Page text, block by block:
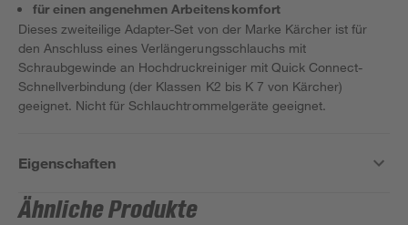
für einen angenehmen Arbeitenskomfort
Dieses zweiteilige Adapter-Set von der Marke Kärcher ist für
den Anschluss eines Verlängerungsschlauchs mit
Schraubgewinde an Hochdruckreiniger mit Quick Connect-
Schnellverbindung (der Klassen K2 bis K 7 von Kärcher)
geeignet. Nicht für Schlauchtrommelgeräte geeignet.
Eigenschaften
Ähnliche Produkte